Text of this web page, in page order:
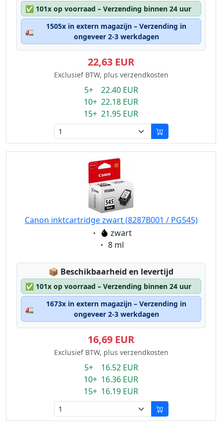
✅ 101x op voorraad – Verzending binnen 24 uur
🚛
1505x in extern magazijn – Verzending in
ongeveer 2-3 werkdagen
22,63 EUR
Exclusief BTW, plus verzendkosten
5+ 22.40 EUR
10+ 22.18 EUR
15+ 21.95 EUR
Canon inktcartridge zwart (8287B001 / PG545)
Eigenschaft:
zwart
Eigenschaft:
8 ml
📦 Lagerstatus:
Beschikbaarheid en levertijd
✅ 101x op voorraad – Verzending binnen 24 uur
🚛
1673x in extern magazijn – Verzending in
ongeveer 2-3 werkdagen
16,69 EUR
Exclusief BTW, plus verzendkosten
5+ 16.52 EUR
10+ 16.36 EUR
15+ 16.19 EUR